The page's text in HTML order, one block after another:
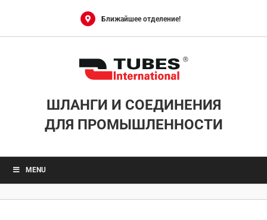
Ближайшее отделение!
ШЛАНГИ И СОЕДИНЕНИЯ
ДЛЯ ПРОМЫШЛЕННОСТИ
MENU